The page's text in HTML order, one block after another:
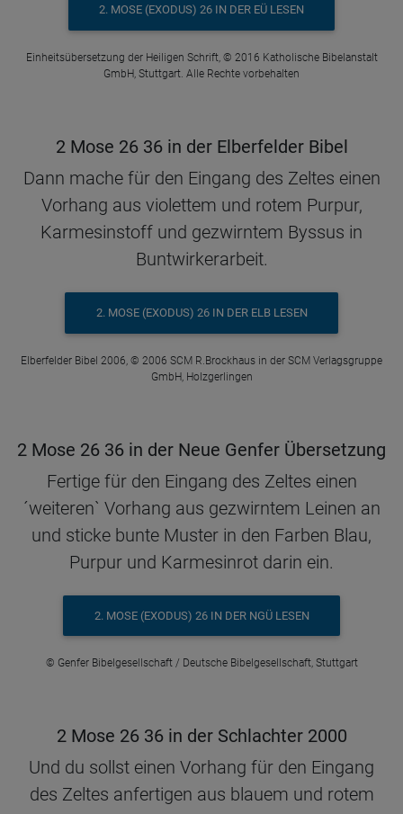
2. MOSE (EXODUS) 26 IN DER EÜ LESEN
Einheitsübersetzung der Heiligen Schrift, © 2016 Katholische Bibelanstalt
GmbH, Stuttgart. Alle Rechte vorbehalten
2 Mose 26 36 in der Elberfelder Bibel
Dann mache für den Eingang des Zeltes einen
Vorhang aus violettem und rotem Purpur,
Karmesinstoff und gezwirntem Byssus in
Buntwirkerarbeit.
2. MOSE (EXODUS) 26 IN DER ELB LESEN
Elberfelder Bibel 2006, © 2006 SCM R.Brockhaus in der SCM Verlagsgruppe
GmbH, Holzgerlingen
2 Mose 26 36 in der Neue Genfer Übersetzung
Fertige für den Eingang des Zeltes einen
´weiteren` Vorhang aus gezwirntem Leinen an
und sticke bunte Muster in den Farben Blau,
Purpur und Karmesinrot darin ein.
2. MOSE (EXODUS) 26 IN DER NGÜ LESEN
© Genfer Bibelgesellschaft / Deutsche Bibelgesellschaft, Stuttgart
2 Mose 26 36 in der Schlachter 2000
Und du sollst einen Vorhang für den Eingang
des Zeltes anfertigen aus blauem und rotem